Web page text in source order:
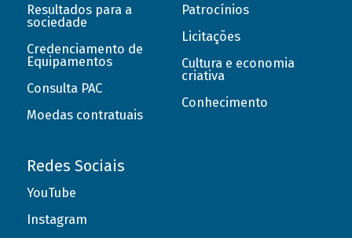
Resultados para a
sociedade
Credenciamento de
Equipamentos
Consulta PAC
Moedas contratuais
Patrocínios
Licitações
Cultura e economia
criativa
Conhecimento
Redes Sociais
YouTube
Instagram